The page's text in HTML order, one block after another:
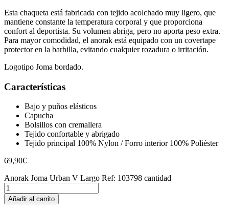
Esta chaqueta está fabricada con tejido acolchado muy ligero, que
mantiene constante la temperatura corporal y que proporciona
confort al deportista. Su volumen abriga, pero no aporta peso extra.
Para mayor comodidad, el anorak está equipado con un covertape
protector en la barbilla, evitando cualquier rozadura o irritación.
Logotipo Joma bordado.
Características
Bajo y puños elásticos
Capucha
Bolsillos con cremallera
Tejido confortable y abrigado
Tejido principal 100% Nylon / Forro interior 100% Poliéster
69,90€
Anorak Joma Urban V Largo Ref: 103798 cantidad
Añadir al carrito